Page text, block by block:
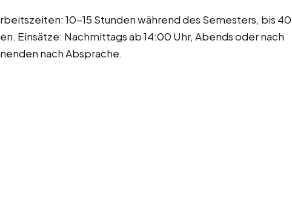
10-15 Stunden während des Semesters, bis 40
Einsätze: Nachmittags ab 14:00 Uhr, Abends oder nach
nach Absprache.